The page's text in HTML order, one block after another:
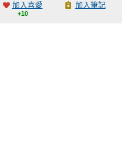
加入喜愛
+10
加入筆記